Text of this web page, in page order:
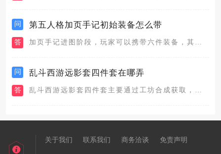
问 第五人格加页手记初始装备怎么带
答
问 乱斗西游远影套四件套在哪弄
答
关于我们 联系我们 商务洽谈 免责声明